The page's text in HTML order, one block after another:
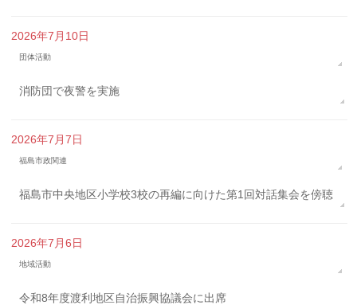
2026年7月10日
団体活動
消防団で夜警を実施
2026年7月7日
福島市政関連
福島市中央地区小学校3校の再編に向けた第1回対話集会を傍聴
2026年7月6日
地域活動
令和8年度渡利地区自治振興協議会に出席